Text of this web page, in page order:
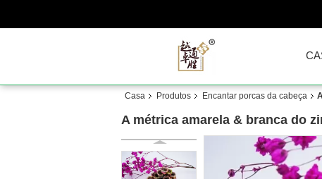
Casa Produtos Encantar porcas da cabeça
A métrica amarela & branca do